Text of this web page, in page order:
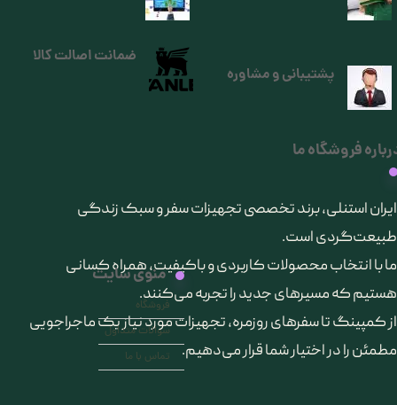
فروشگاه ما
​ایران استنلی، برند تخصصی تجهیزات سفر و سبک زندگی
طبیعت‌گردی است.
ما با انتخاب محصولات کاربردی و باکیفیت، همراه کسانی
هستیم که مسیرهای جدید را تجربه می‌کنند.
از کمپینگ تا سفرهای روزمره، تجهیزات مورد نیاز یک ماجراجویی
مطمئن را در اختیار شما قرار می‌دهیم.
منوی سایت
فروشگاه
سوالات متداول
تماس با ما
پشتیبانی و مشاوره
ضمانت اصالت کالا